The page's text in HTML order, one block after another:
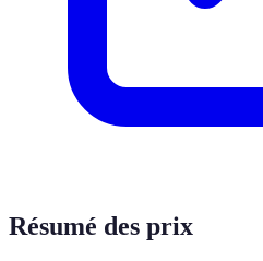
Résumé des prix